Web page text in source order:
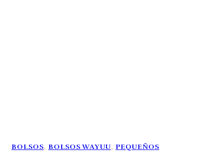
BOLSOS, BOLSOS WAYUU, PEQUEÑOS